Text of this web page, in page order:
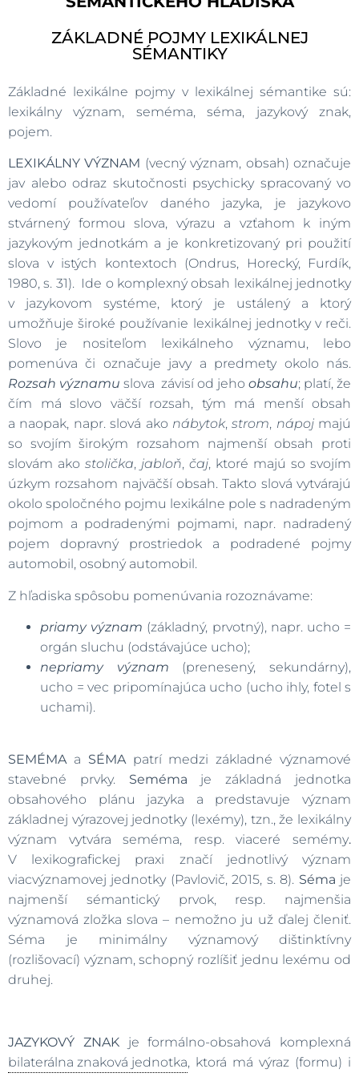
ZÁKLADNÉ POJMY LEXIKÁLNEJ
SÉMANTIKY
Základné lexikálne pojmy v lexikálnej sémantike sú:
lexikálny význam, seméma, séma, jazykový znak,
pojem.
LEXIKÁLNY VÝZNAM (vecný význam, obsah) označuje
jav alebo odraz skutočnosti psychicky spracovaný vo
vedomí používateľov daného jazyka, je jazykovo
stvárnený formou slova, výrazu a vzťahom k iným
jazykovým jednotkám a je konkretizovaný pri použití
slova v istých kontextoch (Ondrus, Horecký, Furdík,
1980, s. 31). Ide o komplexný obsah lexikálnej jednotky
v jazykovom systéme, ktorý je ustálený a ktorý
umožňuje široké používanie lexikálnej jednotky v reči.
Slovo je nositeľom lexikálneho významu, lebo
pomenúva či označuje javy a predmety okolo nás.
Rozsah významu slova závisí od jeho obsahu; platí, že
čím má slovo väčší rozsah, tým má menší obsah
a naopak, napr. slová ako nábytok,strom, nápoj majú
so svojím širokým rozsahom najmenší obsah proti
slovám ako stolička, jabloň, čaj, ktoré majú so svojím
úzkym rozsahom najväčší obsah. Takto slová vytvárajú
okolo spoločného pojmu lexikálne pole s nadradeným
pojmom a podradenými pojmami, napr. nadradený
pojem dopravný prostriedok a podradené pojmy
automobil, osobný automobil.
Z hľadiska spôsobu pomenúvania rozoznávame:
priamy význam (základný, prvotný), napr. ucho =
orgán sluchu (odstávajúce ucho);
nepriamy význam (prenesený, sekundárny),
ucho = vec pripomínajúca ucho (ucho ihly, fotel s
uchami).
SEMÉMA a SÉMA patrí medzi základné významové
stavebné prvky. Seméma je základná jednotka
obsahového plánu jazyka a predstavuje význam
základnej výrazovej jednotky (lexémy), tzn., že lexikálny
význam vytvára seméma, resp. viaceré semémy.
V lexikografickej praxi značí jednotlivý význam
viacvýznamovej jednotky (Pavlovič, 2015, s. 8). Séma je
najmenší sémantický prvok, resp. najmenšia
významová zložka slova – nemožno ju už ďalej členiť.
Séma je minimálny významový dištinktívny
(rozlišovací) význam, schopný rozlíšiť jednu lexému od
druhej.
JAZYKOVÝ ZNAKje formálno-obsahová komplexná
bilaterálna znaková jednotka, ktorá má výraz (formu) i